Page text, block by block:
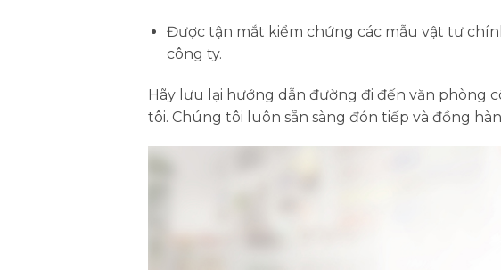
Được tận mắt kiểm chứng các mẫu vật tư
công ty.
Hãy lưu lại hướng dẫn đường đi đến văn phòng
tôi. Chúng tôi luôn sẵn sàng đón tiếp và đồng